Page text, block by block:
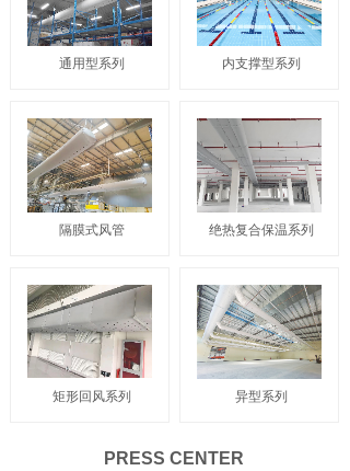
通用型系列 内支撑型系列
隔膜式风管 绝热复合保温系列
矩形回风系列 异型系列
PRESS CENTER